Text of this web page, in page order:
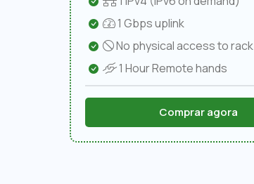
1 Gbps uplink
No physical access to rack
1 Hour Remote hands
Comprar agora